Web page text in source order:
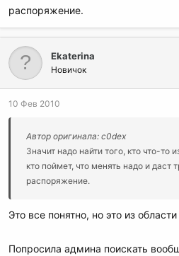
распоряжение.
Ekaterina
Новичок
10 Фев 2010
Автор оригинала: c0dex
Значит надо найти того, кто что-то
кто поймет, что менять надо и даст
распоряжение.
Это все понятно, но это из
Попросила админа поискать